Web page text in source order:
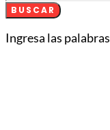
BUSCAR
Ingresa las